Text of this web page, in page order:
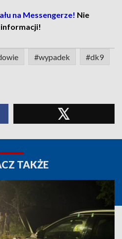
na Messengerze! Nie
informacji!
#wypadek #dk9
TAKŻE